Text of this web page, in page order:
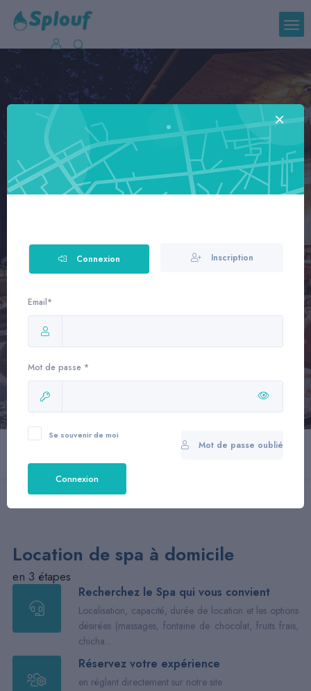
Location de SPA à
domicile partout en
France!
Trouver
Location de spa à domicile
en 3 étapes
Recherchez le Spa qui vous convient
Localisation, capacité, durée de location et les options
désirées (massages, fontaine de chocolat, fruits frais,
chicha...
Réservez votre expérience
en réglant directement sur notre site
Connexion Inscription
Email*
Mot de passe *
Mot de passe oublié
Se souvenir de moi
Connexion